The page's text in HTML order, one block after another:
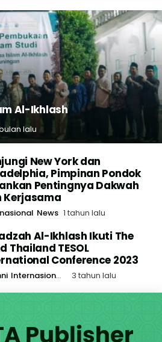
Al-Ikhlash
lalu
New York dan
Pimpinan Pondok
Pentingnya Dakwah
Kerjasama
News 1 tahun lalu
Al-Ikhlash Ikuti The
Thailand TESOL
Conference 2023
Internasional News
3 tahun lalu